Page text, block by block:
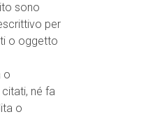
sono
per
o oggetto
o
né fa
o